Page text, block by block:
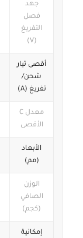
جهد
فصل
التفريغ
(V)
أقصى تيار
شحن/
تفريغ (A)
معدل C
الأقصى
الأبعاد
(مم)
الوزن
الصافي
(كجم)
إمكانية